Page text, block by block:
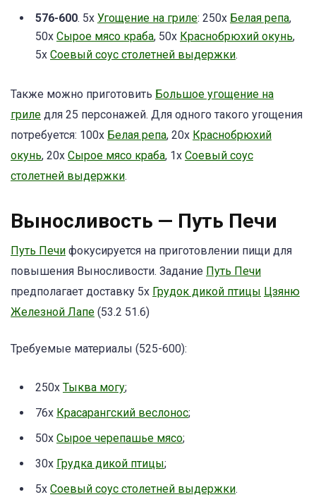
576-600. 5x Угощение на гриле: 250х Белая репа,
50x Сырое мясо краба, 50x Краснобрюхий окунь,
5x Соевый соус столетней выдержки.
Также можно приготовить Большое угощение на
гриле для 25 персонажей. Для одного такого угощения
потребуется: 100х Белая репа, 20х Краснобрюхий
окунь, 20х Сырое мясо краба, 1х Соевый соус
столетней выдержки.
Выносливость — Путь Печи
Путь Печи фокусируется на приготовлении пищи для
повышения Выносливости. Задание Путь Печи
предполагает доставку 5x Грудок дикой птицы Цзяню
Железной Лапе (53.2 51.6)
Требуемые материалы (525-600):
250x Тыква могу;
76x Красарангский веслонос;
50x Сырое черепашье мясо;
30x Грудка дикой птицы;
5x Соевый соус столетней выдержки.